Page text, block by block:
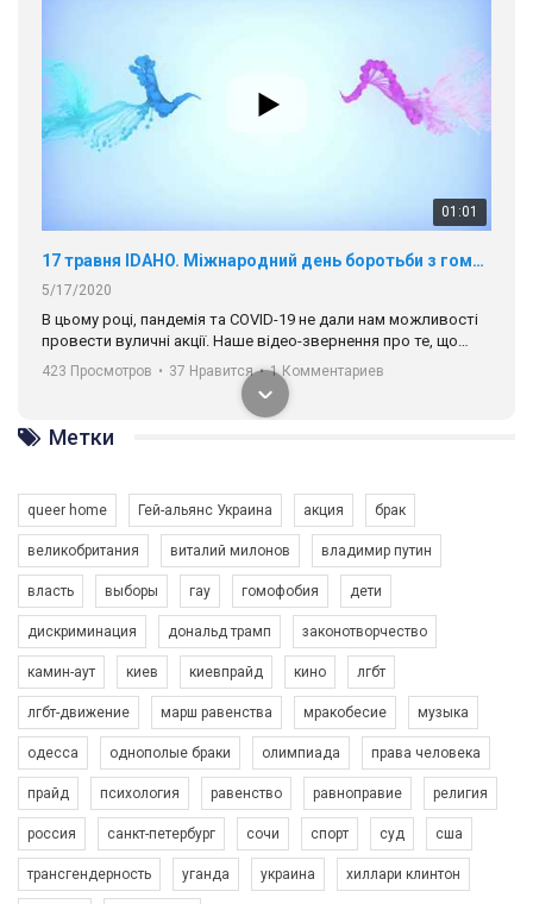
01:01
17 травня IDAHO. Міжнародний день боротьби з гомофобією трансфобією і біфобія.
5/17/2020
В цьому році, пандемія та COVІD-19 не дали нам можливості
провести вуличні акції. Наше відео-звернення про те, що
навіть коли ми у різних містах та не можемо зустрінеться, ми
разом. Ми закликаємо всіх хто поділяє цінності рівності та
солідарності, приєднатися до нас. Регіональні підрозділи
ГАУ є в 16 областях України.
Разом наш голос лунає гучніше!
423 Просмотров • 37 Нравится • 1 Комментариев
Зупинимо насильство проти ЛГБТ в Україні! Stop violence against LGBT in Ukraine!
6/30/2017
Емоційний та вражаючий промо-ролік на конкурс PACT, який
представляє програму "Гей-альянс Україна" з протидії
насильству проти ЛГБТ в Україні.
Ми просимо вашої підтримки, щоб реалізувати нашу
програму з боротьби з насильством проти ЛГБТ в Україні.
1.9K Просмотров • 226 Нравится • 5 Комментариев
Метки
queer home Гей-альянс Украина акция брак
великобритания виталий милонов владимир путин
власть выборы гау гомофобия дети
дискриминация дональд трамп законотворчество
камин-аут киев киевпрайд кино лгбт
лгбт-движение марш равенства мракобесие музыка
одесса однополые браки олимпиада права человека
прайд психология равенство равноправие религия
россия санкт-петербург сочи спорт суд сша
трансгендерность уганда украина хиллари клинтон